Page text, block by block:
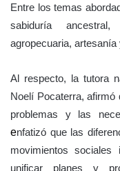
Entre los temas
sabiduría ancestral,
agropecuaria, artesanía
Al respecto, la tutora
Noelí Pocaterra, afirmó
problemas y las
enfatizó que las
movimientos sociales
unificar planes y